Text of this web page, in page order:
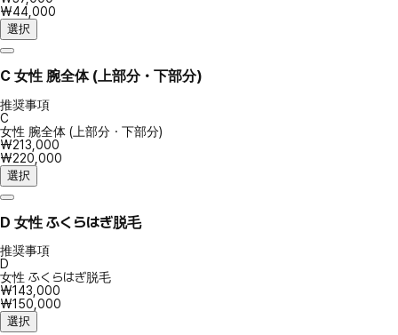
₩44,000
選択
C 女性 腕全体 (上部分・下部分)
推奨事項
C
女性 腕全体 (上部分・下部分)
₩213,000
₩220,000
選択
D 女性 ふくらはぎ脱毛
推奨事項
D
女性 ふくらはぎ脱毛
₩143,000
₩150,000
選択